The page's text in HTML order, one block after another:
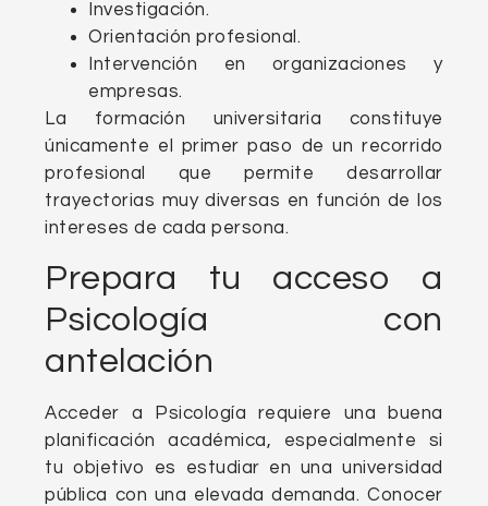
Investigación.
Orientación profesional.
Intervención en organizaciones y
empresas.
La formación universitaria constituye
únicamente el primer paso de un recorrido
profesional que permite desarrollar
trayectorias muy diversas en función de los
intereses de cada persona.
Prepara tu acceso a
Psicología con
antelación
Acceder a Psicología requiere una buena
planificación académica, especialmente si
tu objetivo es estudiar en una universidad
pública con una elevada demanda. Conocer